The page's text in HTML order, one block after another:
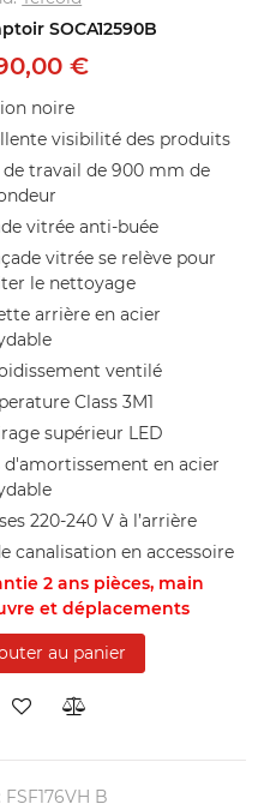
SOCA12590B
€
noire
visibilité des produits
de travail de 900 mm de
vitrée anti-buée
vitrée se relève pour
le nettoyage
arrière en acier
ventilé
Class 3M1
supérieur LED
d'amortissement en acier
220-240 V à l’arrière
canalisation en accessoire
2 ans pièces, main
et déplacements
au panier
FSF176VH B